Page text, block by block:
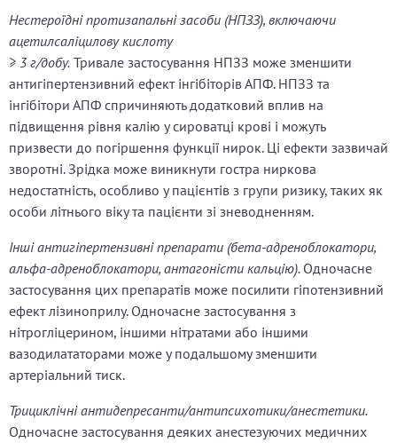
Нестероїдні протизапальні засоби (НПЗЗ), включаючи
ацетилсаліцилову кислоту
≥ 3 г/добу. Тривале застосування НПЗЗ може зменшити
антигіпертензивний ефект інгібіторів АПФ. НПЗЗ та
інгібітори АПФ спричиняють додатковий вплив на
підвищення рівня калію у сироватці крові і можуть
призвести до погіршення функції нирок. Ці ефекти зазвичай
зворотні. Зрідка може виникнути гостра ниркова
недостатність, особливо у пацієнтів з групи ризику, таких як
особи літнього віку та пацієнти зі зневодненням.
Інші антигіпертензивні препарати (бета-адреноблокатори,
альфа-адреноблокатори, антагоністи кальцію). Одночасне
застосування цих препаратів може посилити гіпотензивний
ефект лізиноприлу. Одночасне застосування з
нітрогліцерином, іншими нітратами або іншими
вазодилататорами може у подальшому зменшити
артеріальний тиск.
Трициклічні антидепресанти/антипсихотики/анестетики.
Одночасне застосування деяких анестезуючих медичних